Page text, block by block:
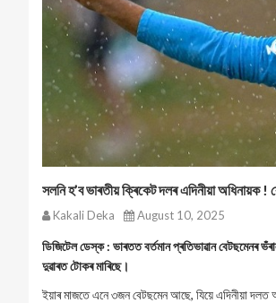
সলনি হ’ব ভাৰতীয় ক্ৰিকেট দলৰ এদিনীয়া অধিনায়ক !
Kakali Deka August 10, 2025
ডিজিটেল ডেস্ক : ভাৰতত বৰ্তমান প্ৰতিভাৱান বেটছমেনৰ
দুৱাৰত টোকৰ মাৰিছে।
ইয়াৰ মাজতে এনে ৩জন বেটছমেন আছে, যিয়ে এদিনীয়া দলত